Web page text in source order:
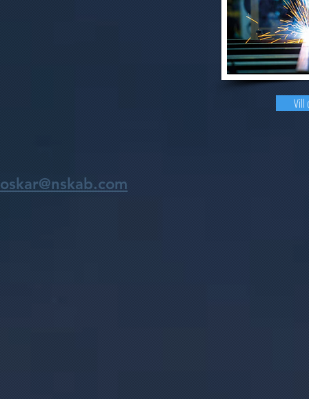
Vill
oskar@nskab.com